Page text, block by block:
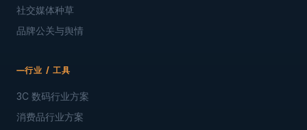
社交媒体种草
品牌公关与舆情
行业 / 工具
3C 数码行业方案
消费品行业方案